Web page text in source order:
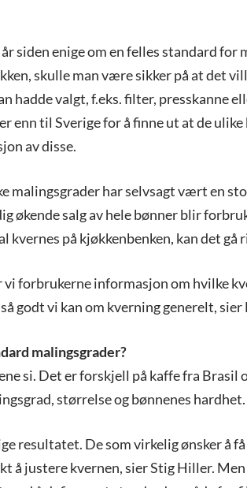
siden enige om en felles standard for
skulle man være sikker på at det
hadde valgt, f.eks. filter, presskanne
enn til Sverige for å finne ut at de
av disse.
malingsgrader har selvsagt vært en
økende salg av hele bønner blir
kvernes på kjøkkenbenken, kan det gå
forbrukerne informasjon om hvilke
godt vi kan om kverning generelt, sier
malingsgrader?
si. Det er forskjell på kaffe fra Brasil
størrelse og bønnenes hardhet.
resultatet. De som virkelig ønsker å
å justere kvernen, sier Stig Hiller.